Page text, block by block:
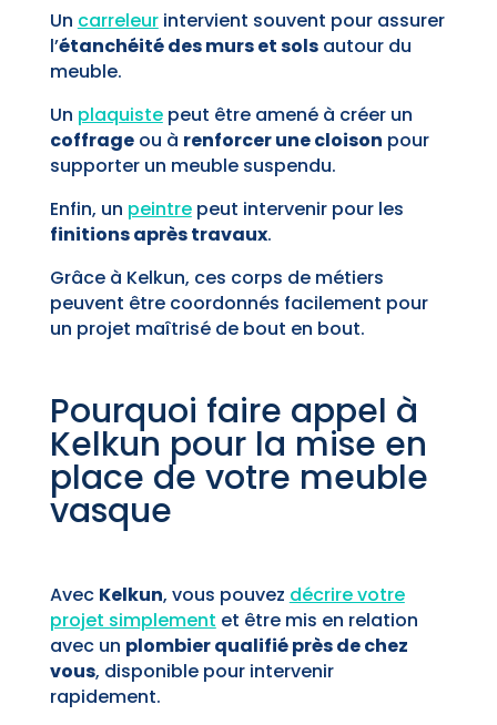
Un carreleurintervient souvent pour assurer
l’étanchéité des murs et solsautour du
meuble.
Un plaquistepeut être amené à créer un
coffrageou à renforcer une cloison pour
supporter un meuble suspendu.
Enfin, un peintrepeut intervenir pour les
finitions après travaux.
Grâce à Kelkun, ces corps de métiers
peuvent être coordonnés facilement pour
un projet maîtrisé de bout en bout.
Pourquoi faire appel à
Kelkun pour la mise en
place de votre meuble
vasque
Avec Kelkun, vous pouvez décrire votre
projet simplement et être mis en relation
avec un plombier qualifié près de chez
vous, disponible pour intervenir
rapidement.